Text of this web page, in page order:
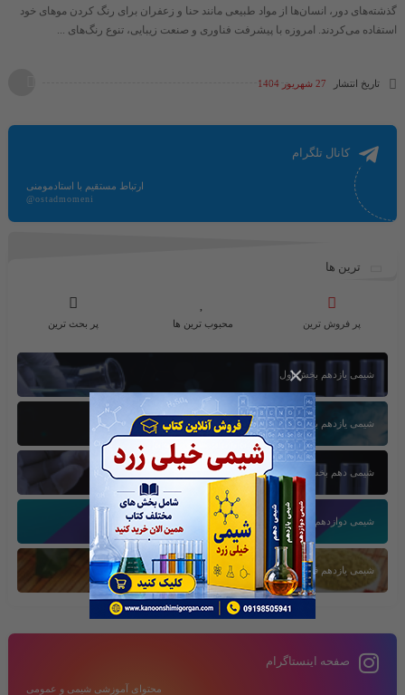
×
گذشته‌های دور، انسان‌ها از مواد طبیعی مانند حنا و زعفران برای رنگ کردن موهای خود
استفاده می‌کردند. امروزه با پیشرفت فناوری و صنعت زیبایی، تنوع رنگ‌های ...
تاریخ انتشار 27 شهریور 1404
کانال تلگرام
ارتباط مستقیم با استادمومنی
@ostadmomeni
ترین ها
پر فروش ترین محبوب ترین ها پر بحث ترین
شیمی یازدهم بخش اول
شیمی یازدهم بخش سوم
شیمی دهم بخش اول
شیمی دوازدهم بخش سوم
شیمی یازدهم فصل دوم
صفحه اینستاگرام
محتوای آموزشی شیمی و عمومی